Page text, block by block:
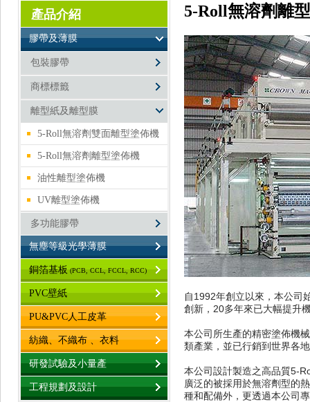
5-Roll無溶劑離
自1992年創立以來，本公司
創新，20多年來已大幅提升
本公司所生產的精密塗佈機
類產業，並已行銷到世界各
本公司設計製造之高品質5-
廣泛的被採用於無溶劑型的
種和配備外，更透過本公司